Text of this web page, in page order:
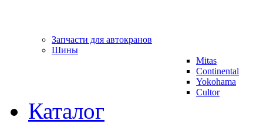
Запчасти для автокранов
Шины
Mitas
Continental
Yokohama
Cultor
Каталог